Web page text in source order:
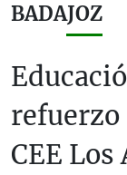
BADAJOZ
CEE